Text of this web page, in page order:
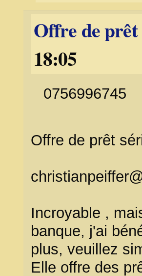
Offre de
18:05
0756996745
Offre de prêt
Incroyable ,
banque, j'ai
plus, veuillez
Elle offre des